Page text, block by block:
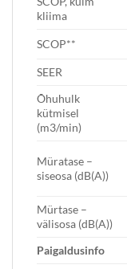
kliima
SCOP**
SEER
Õhuhulk
kütmisel
(m3/min)
Müratase –
siseosa (dB(A))
Mürtase –
välisosa (dB(A))
Paigaldusinfo